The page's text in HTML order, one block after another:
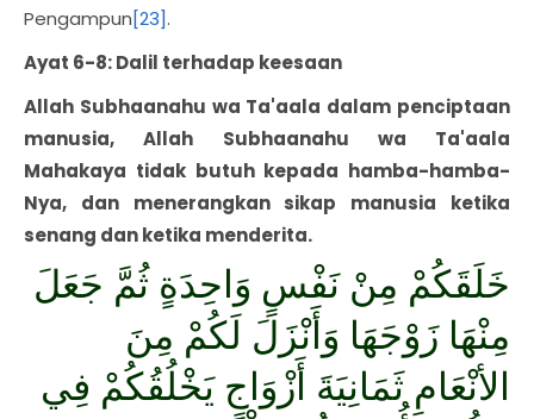
Pengampun[23].
Ayat 6-8: Dalil terhadap keesaan
Allah Subhaanahu wa Ta'aala dalam penciptaan
manusia, Allah Subhaanahu wa Ta'aala
Mahakaya tidak butuh kepada hamba-hamba-
Nya, dan menerangkan sikap manusia ketika
senang dan ketika menderita.
خَلَقَكُمْ مِنْ نَفْسٍ وَاحِدَةٍ ثُمَّ جَعَلَ
مِنْهَا زَوْجَهَا وَأَنْزَلَ لَكُمْ مِنَ
الأنْعَامِ ثَمَانِيَةَ أَزْوَاجٍ يَخْلُقُكُمْ فِي